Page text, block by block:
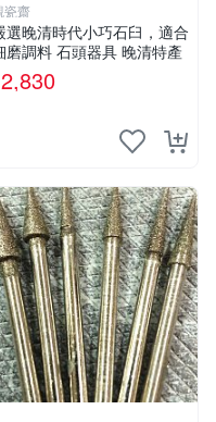
瓷齋
選晚清時代小巧石臼，適合
磨調料 石頭器具 晚清特產
2,830